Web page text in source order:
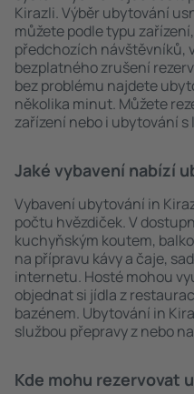
Kirazli. Výběr ubytování
můžete podle typu
předchozích návštěvníků,
bezplatného zrušení
bez problému najdete
několika minut. Můžete
zařízení nebo i ubytování s
Jaké vybavení nabízí
Vybavení ubytování in
počtu hvězdiček. V
kuchyňským koutem,
na přípravu kávy a čaje,
internetu. Hosté mohou
objednat si jídla z
bazénem. Ubytování in
službou přepravy z nebo
Kde mohu rezervovat